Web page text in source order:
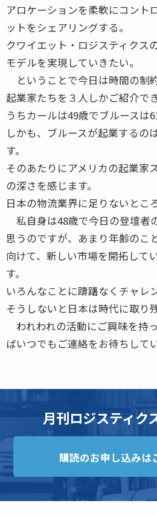
アロケーションを柔軟にコント
ットをシェアリングする。
クワイエット・ロジスティクス
モデルを実現していきたい。
ということで今日は時間の制
起業家たちを３人しかご紹介で
うちカールは49歳でブルースは
しかも、ブルースが起業するの
す。
そのあたりにアメリカの起業家
の深さを感じます。
日本の物流業界に足りないとこ
私自身は48歳で今日の登壇者
思うのですが、あまり年齢のこ
向けて、新しい市場を開拓して
す。
いろんなことに躊躇なくチャレ
そうしないと日本は時代に取り
われわれの活動にご興味を持
ばいつでもご連絡をお待ちしてい
月刊ロジスティク
購読のお申し込みは